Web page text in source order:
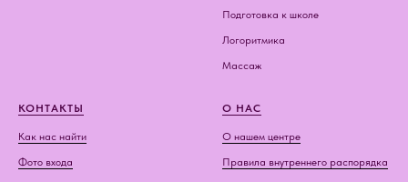
Подготовка к школе
Логоритмика
Массаж
КОНТАКТЫ
Как нас найти
Фото входа
О НАС
О нашем центре
Правила внутреннего распорядка